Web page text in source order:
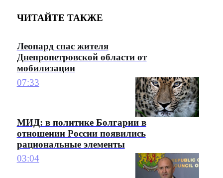
ЧИТАЙТЕ ТАКЖЕ
Леопард спас жителя
Днепропетровской области от
мобилизации
07:33
МИД: в политике Болгарии в
отношении России появились
рациональные элементы
03:04